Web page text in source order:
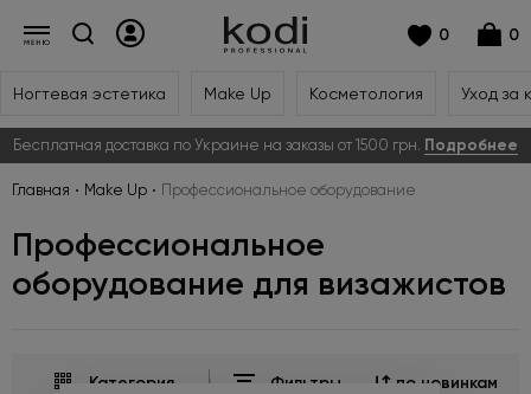
0 0
Ногтевая эстетика Make Up Косметология Уход за
Бесплатная доставка по Украине на заказы от 1500 грн. Подробнее
Главная Make Up Профессиональное оборудование
Профессиональное
оборудование для визажистов
Категория Фильтры по новинкам